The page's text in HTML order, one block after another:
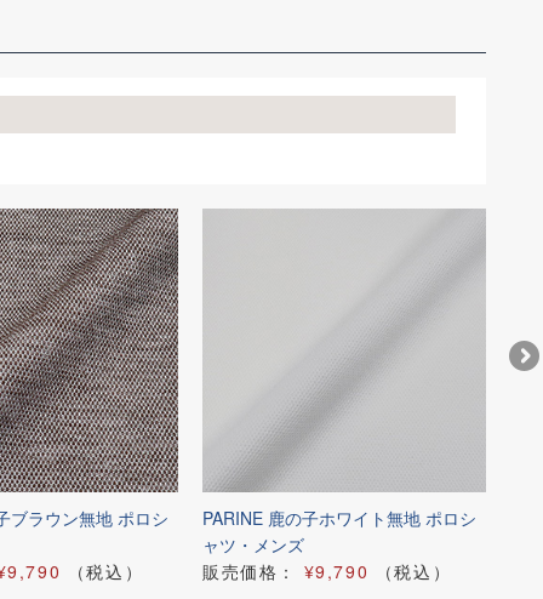
ブラウン無地 ポロシ
（税込）
PARINE 鹿の子ホワイト無地 ポロシ
ャツ・メンズ
販売価格： ¥9,790 （税込）